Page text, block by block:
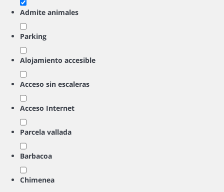
Admite animales
Parking
Alojamiento accesible
Acceso sin escaleras
Acceso Internet
Parcela vallada
Barbacoa
Chimenea